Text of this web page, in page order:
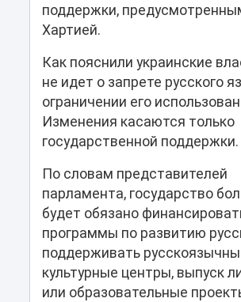
поддержки,
Хартией.
Как пояснили украинские
не идет о запрете русского
ограничении его
Изменения касаются только
государственной поддержки.
По словам представителей
парламента, государство
будет обязано
программы по развитию
поддерживать
культурные центры, выпуск
или образовательные